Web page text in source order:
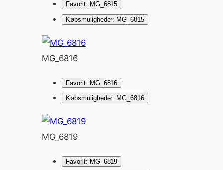
Favorit: MG_6815
Købsmuligheder: MG_6815
MG_6816
Favorit: MG_6816
Købsmuligheder: MG_6816
MG_6819
Favorit: MG_6819